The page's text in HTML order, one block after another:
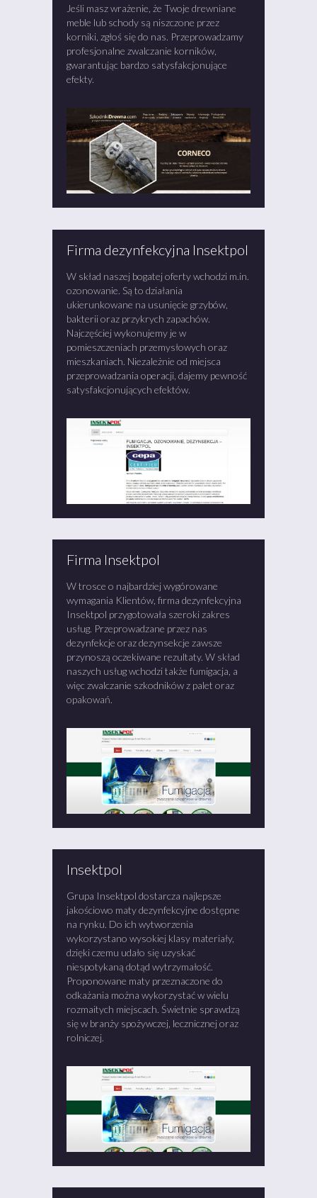
Jeśli masz wrażenie, że Twoje drewniane
meble lub schody są niszczone przez
korniki, zgłoś się do nas. Przeprowadzamy
profesjonalne zwalczanie korników,
gwarantując bardzo satysfakcjonujące
efekty.
Firma dezynfekcyjna Insektpol
W skład naszej bogatej oferty wchodzi m.in.
ozonowanie. Są to działania
ukierunkowane na usunięcie grzybów,
bakterii oraz przykrych zapachów.
Najczęściej wykonujemy je w
pomieszczeniach przemysłowych oraz
mieszkaniach. Niezależnie od miejsca
przeprowadzania operacji, dajemy pewność
satysfakcjonujących efektów.
Firma Insektpol
W trosce o najbardziej wygórowane
wymagania Klientów, firma dezynfekcyjna
Insektpol przygotowała szeroki zakres
usług. Przeprowadzane przez nas
dezynfekcje oraz dezynsekcje zawsze
przynoszą oczekiwane rezultaty. W skład
naszych usług wchodzi także fumigacja, a
więc zwalczanie szkodników z palet oraz
opakowań.
Insektpol
Grupa Insektpol dostarcza najlepsze
jakościowo maty dezynfekcyjne dostępne
na rynku. Do ich wytworzenia
wykorzystano wysokiej klasy materiały,
dzięki czemu udało się uzyskać
niespotykaną dotąd wytrzymałość.
Proponowane maty przeznaczone do
odkażania można wykorzystać w wielu
rozmaitych miejscach. Świetnie sprawdzą
się w branży spożywczej, lecznicznej oraz
rolniczej.